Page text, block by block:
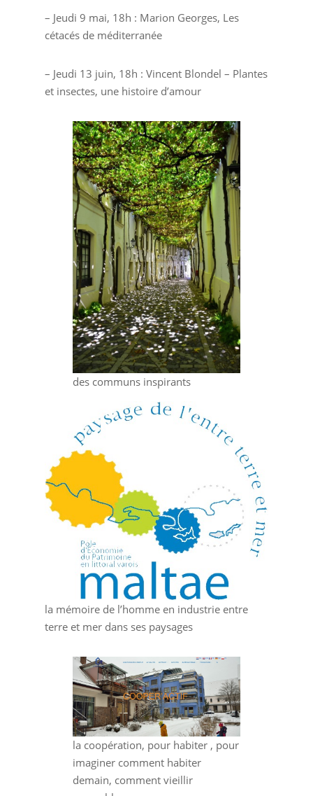
– Jeudi 9 mai, 18h : Marion Georges, Les
cétacés de méditerranée
– Jeudi 13 juin, 18h : Vincent Blondel – Plantes
et insectes, une histoire d’amour
des communs inspirants
la mémoire de l’homme en industrie entre
terre et mer dans ses paysages
la coopération, pour habiter , pour
imaginer comment habiter
demain, comment vieillir